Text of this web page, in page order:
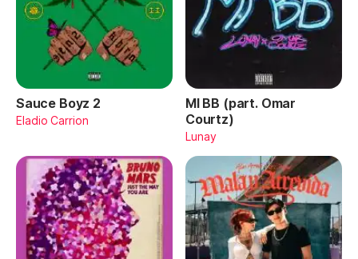
Sauce Boyz 2
Eladio Carrion
MI BB (part. Omar
Courtz)
Lunay